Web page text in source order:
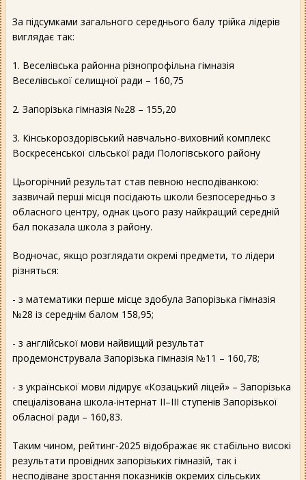
За підсумками загального середнього балу трійка лідерів
виглядає так:
1. Веселівська районна різнопрофільна гімназія
Веселівської селищної ради – 160,75
2. Запорізька гімназія №28 – 155,20
3. Кінськороздорівський навчально-виховний комплекс
Воскресенської сільської ради Пологівського району
Цьогорічний результат став певною несподіванкою:
зазвичай перші місця посідають школи безпосередньо з
обласного центру, однак цього разу найкращий середній
бал показала школа з району.
Водночас, якщо розглядати окремі предмети, то лідери
різняться:
- з математики перше місце здобула Запорізька гімназія
№28 із середнім балом 158,95;
- з англійської мови найвищий результат
продемонструвала Запорізька гімназія №11 – 160,78;
- з української мови лідирує «Козацький ліцей» – Запорізька
спеціалізована школа-інтернат ІІ–ІІІ ступенів Запорізької
обласної ради – 160,83.
Таким чином, рейтинг-2025 відображає як стабільно високі
результати провідних запорізьких гімназій, так і
несподіване зростання показників окремих сільських